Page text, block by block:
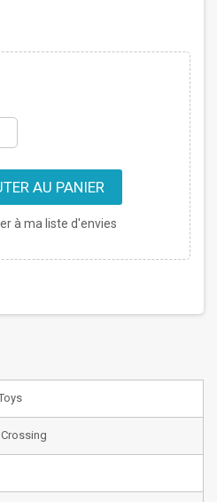
AU PANIER
à ma liste d'envies